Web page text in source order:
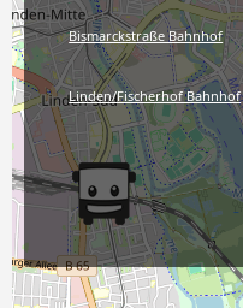
Bismarckstraße Bahnhof
Linden/Fischerhof Bahnhof